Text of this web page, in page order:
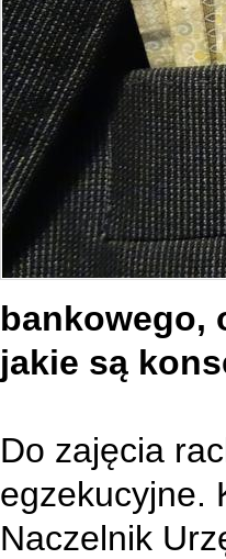
bankowego,
jakie są
Do zajęcia
egzekucyjne.
Naczelnik